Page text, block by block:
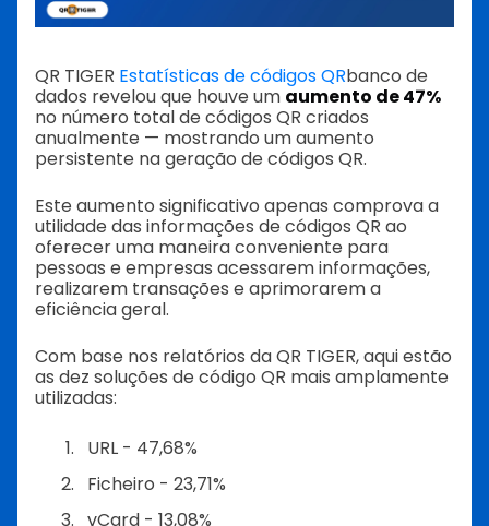
QR TIGER Estatísticas de códigos QRbanco de
dados revelou que houve um aumento de 47%
no número total de códigos QR criados
anualmente — mostrando um aumento
persistente na geração de códigos QR.
Este aumento significativo apenas comprova a
utilidade das informações de códigos QR ao
oferecer uma maneira conveniente para
pessoas e empresas acessarem informações,
realizarem transações e aprimorarem a
eficiência geral.
Com base nos relatórios da QR TIGER, aqui estão
as dez soluções de código QR mais amplamente
utilizadas:
URL - 47,68%
Ficheiro - 23,71%
vCard - 13,08%